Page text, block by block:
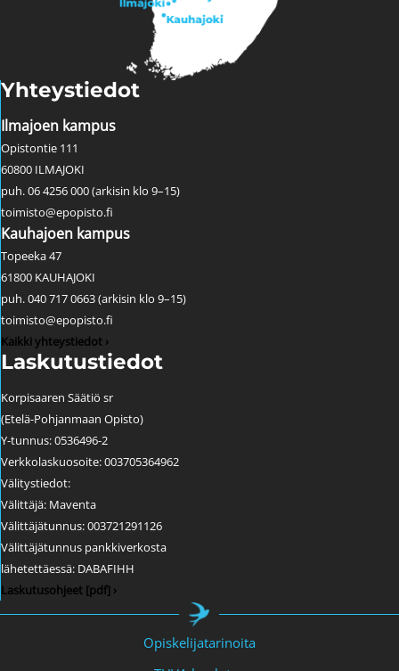
Yhteystiedot
Ilmajoen kampus
Opistontie 111
60800 ILMAJOKI
puh. 06 4256 000 (arkisin klo 9–15)
toimisto@epopisto.fi
Kauhajoen kampus
Topeeka 47
61800 KAUHAJOKI
puh. 040 717 0663 (arkisin klo 9–15)
toimisto@epopisto.fi
Kaikki yhteystiedot ›
Laskutustiedot
Korpisaaren Säätiö sr
(Etelä-Pohjanmaan Opisto)
Y-tunnus: 0536496-2
Verkkolaskuosoite: 003705364962
Välitystiedot:
Välittäjä: Maventa
Välittäjätunnus: 003721291126
Välittäjätunnus pankkiverkosta
lähetettäessä: DABAFIHH
Laskutusohjeet [pdf] ›
Opiskelijatarinoita